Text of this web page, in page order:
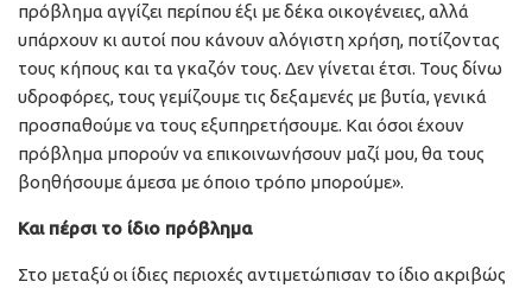
πρόβλημα αγγίζει περίπου έξι με δέκα οικογένειες, αλλά
υπάρχουν κι αυτοί που κάνουν αλόγιστη χρήση, ποτίζοντας
τους κήπους και τα γκαζόν τους. Δεν γίνεται έτσι. Τους δίνω
υδροφόρες, τους γεμίζουμε τις δεξαμενές με βυτία, γενικά
προσπαθούμε να τους εξυπηρετήσουμε. Και όσοι έχουν
πρόβλημα μπορούν να επικοινωνήσουν μαζί μου, θα τους
βοηθήσουμε άμεσα με όποιο τρόπο μπορούμε».
Και πέρσι το ίδιο πρόβλημα
Στο μεταξύ οι ίδιες περιοχές αντιμετώπισαν το ίδιο ακριβώς